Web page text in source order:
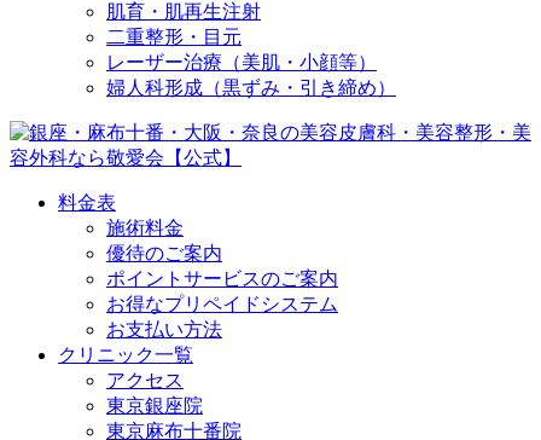
肌育・肌再生注射
二重整形・目元
レーザー治療（美肌・小顔等）
婦人科形成（黒ずみ・引き締め）
料金表
施術料金
優待のご案内
ポイントサービスのご案内
お得なプリペイドシステム
お支払い方法
クリニック一覧
アクセス
東京銀座院
東京麻布十番院